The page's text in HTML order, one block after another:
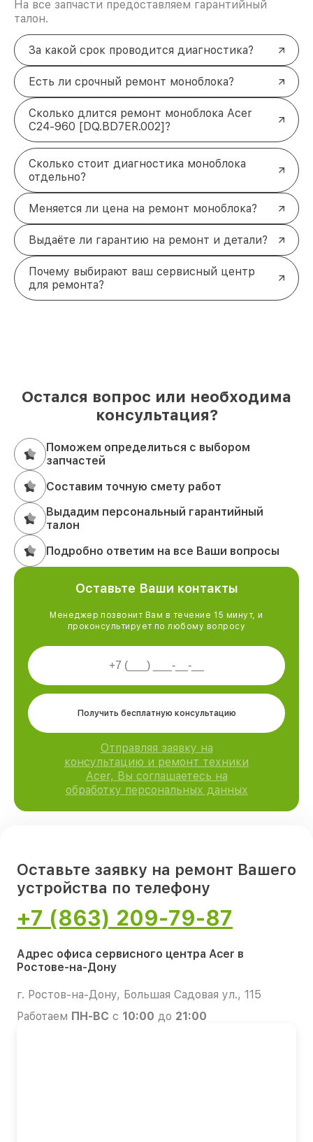
На все запчасти предоставляем гарантийный
талон.
За какой срок проводится диагностика?
Есть ли срочный ремонт моноблока?
Сколько длится ремонт моноблока Acer
C24-960 [DQ.BD7ER.002]?
Сколько стоит диагностика моноблока
отдельно?
Меняется ли цена на ремонт моноблока?
Выдаёте ли гарантию на ремонт и детали?
Почему выбирают ваш сервисный центр
для ремонта?
Остался вопрос или необходима
консультация?
Поможем определиться с выбором
запчастей
Составим точную смету работ
Выдадим персональный гарантийный
талон
Подробно ответим на все Ваши вопросы
Оставьте Ваши контакты
Менеджер позвонит Вам в течение 15 минут, и
проконсультирует по любому вопросу
Получить бесплатную консультацию
Отправляя заявку на
консультацию и ремонт техники
Acer, Вы соглашаетесь на
обработку персональных данных
Оставьте заявку на ремонт Вашего
устройства по телефону
+7 (863) 209-79-87
Адрес офиса сервисного центра Acer в
Ростове-на-Дону
г. Ростов-на-Дону, Большая Садовая ул., 115
Работаем ПН-ВС с 10:00 до 21:00